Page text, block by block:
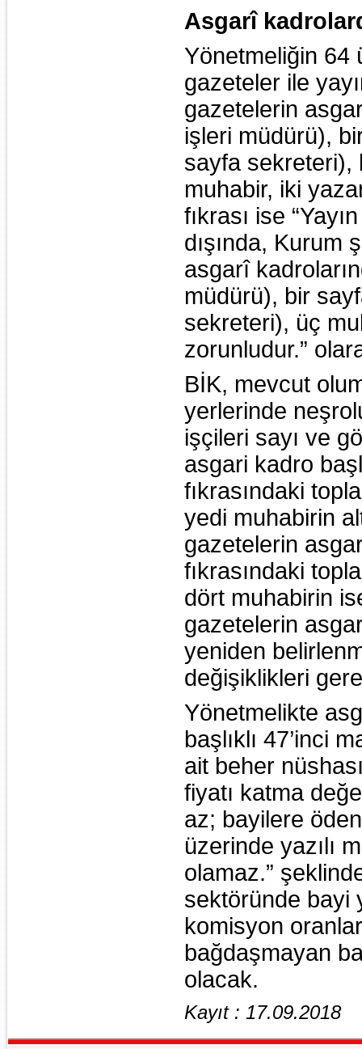
Asgarî
Yönetmeliğin 64
gazeteler ile
gazetelerin
işleri müdürü),
sayfa sekreteri),
muhabir, iki
fıkrası ise
dışında, Kurum
asgarî
müdürü), bir
sekreteri), üç
zorunludur.”
BİK, mevcut
yerlerinde
işçileri sayı ve
asgari kadro
fıkrasındaki
yedi muhabirin
gazetelerin
fıkrasındaki
dört muhabirin
gazetelerin
yeniden
değişiklikleri
Yönetmelikte
başlıklı 47’inci
ait beher
fiyatı katma
az; bayilere
üzerinde yazılı
olamaz.”
sektöründe bayi
komisyon
bağdaşmayan
olacak.
Kayıt : 17.09.2018